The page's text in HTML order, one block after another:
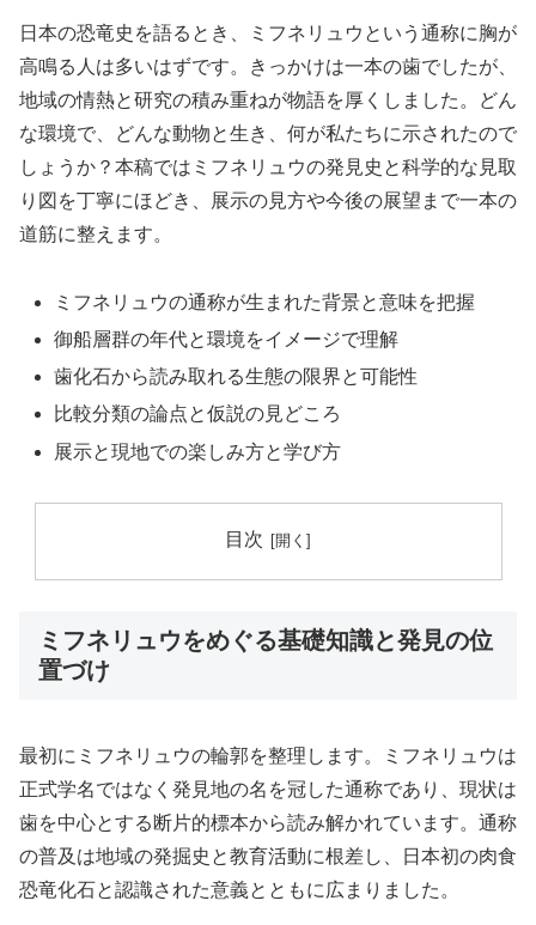
日本の恐竜史を語るとき、ミフネリュウという通称に胸が
高鳴る人は多いはずです。きっかけは一本の歯でしたが、
地域の情熱と研究の積み重ねが物語を厚くしました。どん
な環境で、どんな動物と生き、何が私たちに示されたので
しょうか？本稿ではミフネリュウの発見史と科学的な見取
り図を丁寧にほどき、展示の見方や今後の展望まで一本の
道筋に整えます。
ミフネリュウの通称が生まれた背景と意味を把握
御船層群の年代と環境をイメージで理解
歯化石から読み取れる生態の限界と可能性
比較分類の論点と仮説の見どころ
展示と現地での楽しみ方と学び方
目次
ミフネリュウをめぐる基礎知識と発見の位
置づけ
最初にミフネリュウの輪郭を整理します。ミフネリュウは
正式学名ではなく発見地の名を冠した通称であり、現状は
歯を中心とする断片的標本から読み解かれています。通称
の普及は地域の発掘史と教育活動に根差し、日本初の肉食
恐竜化石と認識された意義とともに広まりました。